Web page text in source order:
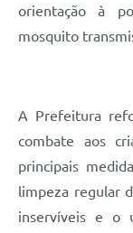
orientação à
mosquito
A Prefeitura
combate aos
principais
limpeza regular
inservíveis e o